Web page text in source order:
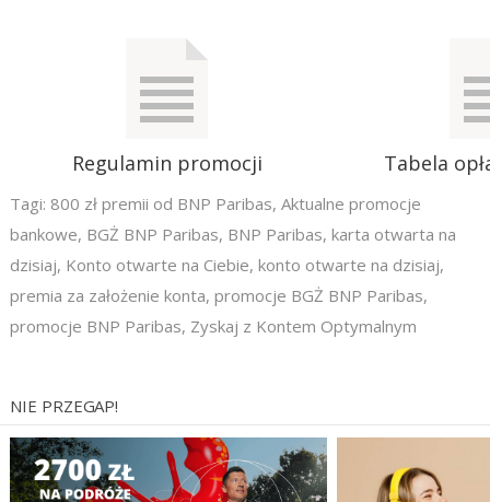
Regulamin promocji Tabela
Tagi: 800 zł premii od BNP Paribas, Aktualne promocje
bankowe, BGŻ BNP Paribas, BNP Paribas, karta otwarta na
dzisiaj, Konto otwarte na Ciebie, konto otwarte na dzisiaj,
premia za założenie konta, promocje BGŻ BNP Paribas,
promocje BNP Paribas, Zyskaj z Kontem Optymalnym
NIE PRZEGAP!